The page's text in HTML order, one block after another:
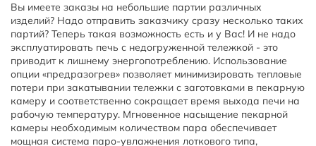
Вы имеете заказы на небольшие партии различных
изделий? Надо отправить заказчику сразу несколько таких
партий? Теперь такая возможность есть и у Вас! И не надо
эксплуатировать печь с недогруженной тележкой - это
приводит к лишнему энергопотреблению. Использование
опции «предразогрев» позволяет минимизировать тепловые
потери при закатывании тележки с заготовками в пекарную
камеру и соответственно сокращает время выхода печи на
рабочую температуру. Мгновенное насыщение пекарной
камеры необходимым количеством пара обеспечивает
мощная система паро-увлажнения лоткового типа,